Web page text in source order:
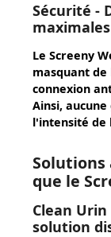
Sécurité -
maximales
Le Screeny
masquant
connexion
Ainsi,
l'intensité de
que le
Clean Urin
solution